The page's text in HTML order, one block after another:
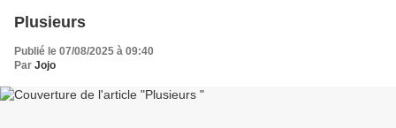
Plusieurs
Publié le 07/08/2025 à 09:40
Par Jojo